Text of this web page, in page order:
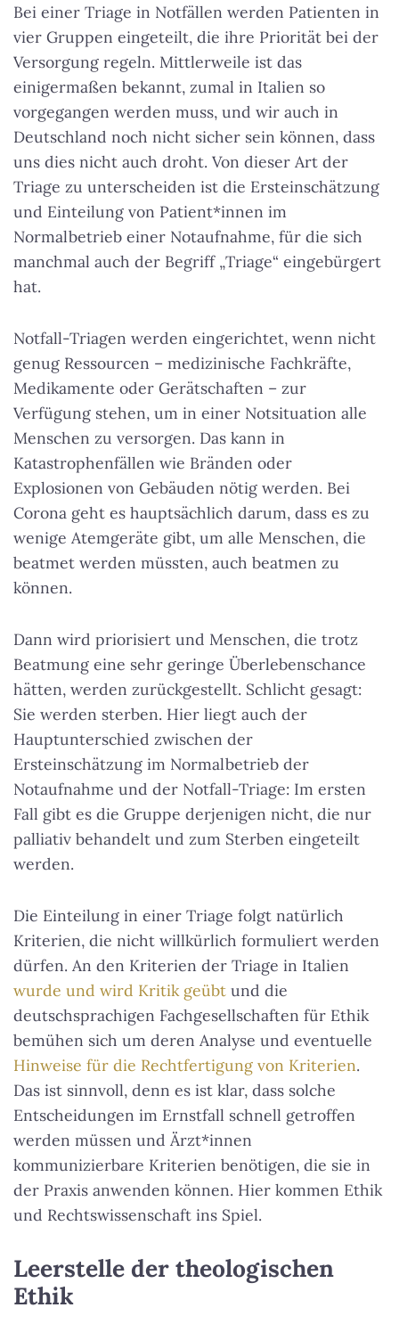
Bei einer Triage in Notfällen werden Patienten in
vier Gruppen eingeteilt, die ihre Priorität bei der
Versorgung regeln. Mittlerweile ist das
einigermaßen bekannt, zumal in Italien so
vorgegangen werden muss, und wir auch in
Deutschland noch nicht sicher sein können, dass
uns dies nicht auch droht. Von dieser Art der
Triage zu unterscheiden ist die Ersteinschätzung
und Einteilung von Patient*innen im
Normalbetrieb einer Notaufnahme, für die sich
manchmal auch der Begriff „Triage“ eingebürgert
hat.
Notfall-Triagen werden eingerichtet, wenn nicht
genug Ressourcen – medizinische Fachkräfte,
Medikamente oder Gerätschaften – zur
Verfügung stehen, um in einer Notsituation alle
Menschen zu versorgen. Das kann in
Katastrophenfällen wie Bränden oder
Explosionen von Gebäuden nötig werden. Bei
Corona geht es hauptsächlich darum, dass es zu
wenige Atemgeräte gibt, um alle Menschen, die
beatmet werden müssten, auch beatmen zu
können.
Dann wird priorisiert und Menschen, die trotz
Beatmung eine sehr geringe Überlebenschance
hätten, werden zurückgestellt. Schlicht gesagt:
Sie werden sterben. Hier liegt auch der
Hauptunterschied zwischen der
Ersteinschätzung im Normalbetrieb der
Notaufnahme und der Notfall-Triage: Im ersten
Fall gibt es die Gruppe derjenigen nicht, die nur
palliativ behandelt und zum Sterben eingeteilt
werden.
Die Einteilung in einer Triage folgt natürlich
Kriterien, die nicht willkürlich formuliert werden
dürfen. An den Kriterien der Triage in Italien
wurde und wird Kritik geübt und die
deutschsprachigen Fachgesellschaften für Ethik
bemühen sich um deren Analyse und eventuelle
Hinweise für die Rechtfertigung von Kriterien.
Das ist sinnvoll, denn es ist klar, dass solche
Entscheidungen im Ernstfall schnell getroffen
werden müssen und Ärzt*innen
kommunizierbare Kriterien benötigen, die sie in
der Praxis anwenden können. Hier kommen Ethik
und Rechtswissenschaft ins Spiel.
Leerstelle der theologischen
Ethik